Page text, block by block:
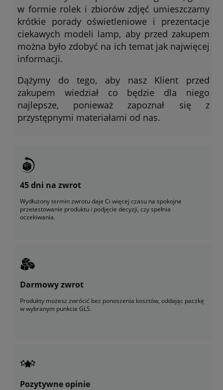
w formie rolek i zbiorów zdjęć umieszczamy
krótkie porady oświetleniowe i prezentacje
ciekawych modeli lamp, aby przed zakupem
można było zdobyć na ich temat jak najwięcej
informacji.
Dążymy do tego, aby nasz Klient przed
zakupem wiedział co będzie dla niego
najlepsze, ponieważ zapoznał się z
przystępnymi materiałami od nas.
45 dni na zwrot
Wydłużony termin zwrotu daje Ci więcej czasu na spokojne
przetestowanie produktu i podjęcie decyzji, czy spełnia
oczekiwania.
Darmowy zwrot
Produkty możesz zwrócić bez ponoszenia kosztów, oddając paczkę
w wybranym punkcie GLS.
Pozytywne opinie